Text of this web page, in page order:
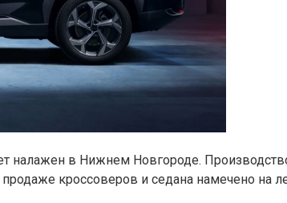
налажен в Нижнем Новгороде.
кроссоверов и седана намечено на